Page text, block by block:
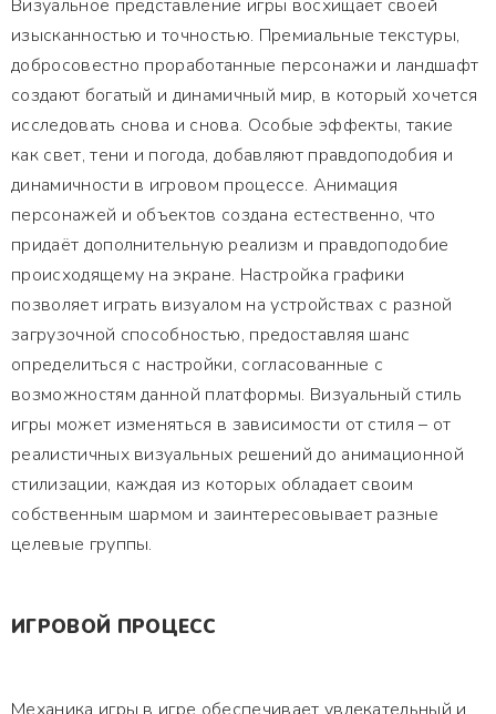
Визуальное представление игры восхищает своей
изысканностью и точностью. Премиальные текстуры,
добросовестно проработанные персонажи и ландшафт
создают богатый и динамичный мир, в который хочется
исследовать снова и снова. Особые эффекты, такие
как свет, тени и погода, добавляют правдоподобия и
динамичности в игровом процессе. Анимация
персонажей и объектов создана естественно, что
придаёт дополнительную реализм и правдоподобие
происходящему на экране. Настройка графики
позволяет играть визуалом на устройствах с разной
загрузочной способностью, предоставляя шанс
определиться с настройки, согласованные с
возможностям данной платформы. Визуальный стиль
игры может изменяться в зависимости от стиля – от
реалистичных визуальных решений до анимационной
стилизации, каждая из которых обладает своим
собственным шармом и заинтересовывает разные
целевые группы.
ИГРОВОЙ ПРОЦЕСС